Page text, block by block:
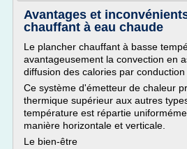
Avantages et
chauffant à eau chaude
Le plancher chauffant à basse
avantageusement la convection en
diffusion des calories par conduction
Ce système d'émetteur de chaleur
thermique supérieur aux autres
température est répartie
manière horizontale et verticale.
Le bien-être